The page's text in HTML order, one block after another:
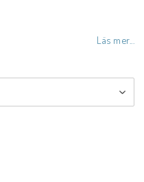
Läs mer...